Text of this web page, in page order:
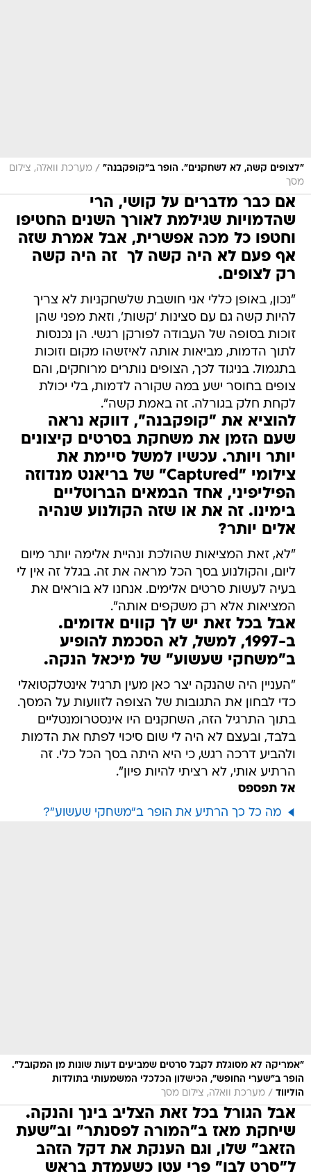
"לצופים קשה, לא לשחקנים". הופר ב"קופקבנה" / מערכת וואלה, צילום
מסך
אם כבר מדברים על קושי, הרי
שהדמויות שגילמת לאורך השנים החטיפו
וחטפו כל מכה אפשרית, אבל אמרת שזה
אף פעם לא היה קשה לך  זה היה קשה
רק לצופים.
"נכון, באופן כללי אני חושבת שלשחקניות לא צריך
להיות קשה גם עם סצינות 'קשות', וזאת מפני שהן
זוכות בסופה של העבודה לפורקן רגשי. הן נכנסות
לתוך הדמות, מביאות אותה לאיזשהו מקום וזוכות
בתגמול. בניגוד לכך, הצופים נותרים מרוחקים, והם
צופים בחוסר ישע במה שקורה לדמות, בלי יכולת
לקחת חלק בגורלה. זה באמת קשה".
להוציא את "קופקבנה", דווקא נראה
שעם הזמן את משחקת בסרטים קיצונים
יותר ויותר. עכשיו למשל סיימת את
צילומי "Captured" של בריאנט מנדוזה
הפיליפיני, אחד הבמאים הברוטליים
בימינו. זה את או שזה הקולנוע שנהיה
אלים יותר?
"לא, זאת המציאות שהולכת ונהיית אלימה יותר מיום
ליום, והקולנוע בסך הכל מראה את זה. בגלל זה אין לי
בעיה לעשות סרטים אלימים. אנחנו לא בוראים את
המציאות אלא רק משקפים אותה".
אבל בכל זאת יש לך קווים אדומים.
ב-1997, למשל, לא הסכמת להופיע
ב"משחקי שעשוע" של מיכאל הנקה.
"העניין היה שהנקה יצר כאן מעין תרגיל אינטלקטואלי
כדי לבחון את התגובות של הצופה לזוועות על המסך.
בתוך התרגיל הזה, השחקנים היו אינסטרומנטליים
בלבד, ובעצם לא היה לי שום סיכוי לפתח את הדמות
ולהביע דרכה רגש, כי היא היתה בסך הכל כלי. זה
הרתיע אותי, לא רציתי להיות פיון".
אל תפספס
מה כל כך הרתיע את הופר ב"משחקי שעשוע"?
"אמריקה לא מסוגלת לקבל סרטים שמביעים דעות שונות מן המקובל".
הופר ב"שערי החופש", הכישלון הכלכלי המשמעותי בתולדות
הוליווד / מערכת וואלה, צילום מסך
אבל הגורל בכל זאת הצליב בינך והנקה.
שיחקת מאז ב"המורה לפסנתר" וב"שעת
הזאב" שלו, וגם הענקת את דקל הזהב
ל"סרט לבן" פרי עטו כשעמדת בראש